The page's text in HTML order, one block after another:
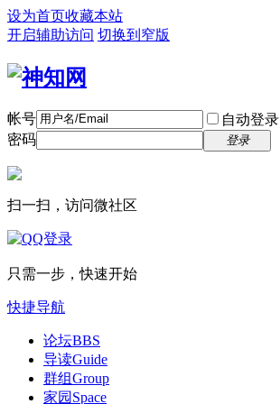
设为首页收藏本站
开启辅助访问 切换到窄版
帐号 自动登录
密码
登录
扫一扫，访问微社区
只需一步，快速开始
快捷导航
论坛BBS
导读Guide
群组Group
家园 Space